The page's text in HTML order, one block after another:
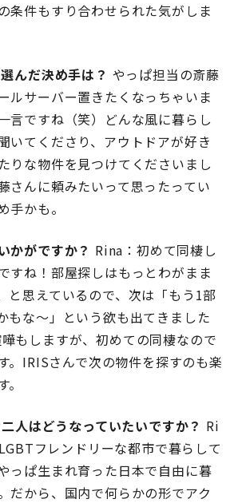
条件もすり合わせられた気がしま
んだ決め手は？ やっぱ担当の斎藤
ルサーバー置きたくなっちゃいま
言ですね（笑）どんな風に暮らし
いてくださり、アウトドアが好き
りな物件を見つけてくださいまし
さんに頼みたいって思ったってい
手かも。
がですか？ Rina：初めて同棲し
すね！部屋探しはもっとわがまま
と思えているので、次は「もう1部
もな〜」という欲も出てきました
もしますが、初めての同棲なので
。IRISさんで次の物件を探すのも楽
はどうなっていたいですか？ Ri
フレンドリーな都市で暮らして
っぱ生まれ育った日本で自由に暮
だから、国内で何らかの形でアク